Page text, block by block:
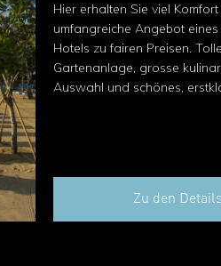
Hier erhalten Sie viel
umfangreiche Angebot
Hotels zu fairen Preisen.
Gartenanlage, grosse
Auswahl und schönes,
Zu den Details